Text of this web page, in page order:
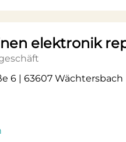
elektronik
6 | 63607 Wächtersbach